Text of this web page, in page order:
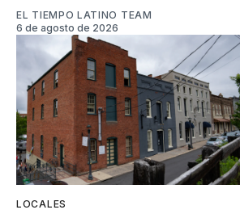
EL TIEMPO LATINO TEAM
6 de agosto de 2026
LOCALES